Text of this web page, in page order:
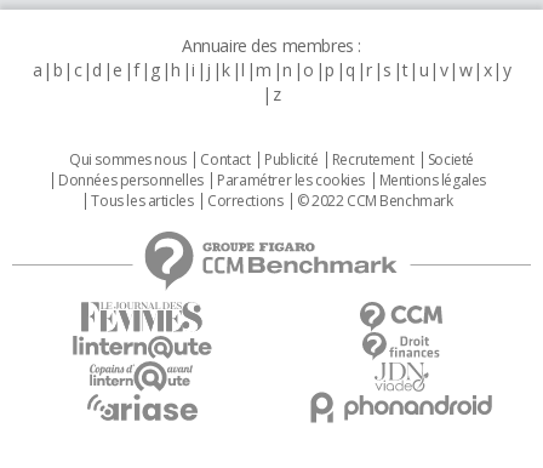
Annuaire des membres :
a b c d e f g h i j k l m n o p q r s t u v w x y
z
Qui sommes nous Contact Publicité Recrutement
Societé
Données personnelles
Paramétrer les cookies
Mentions légales
Tous les articles
Corrections © 2022 CCM Benchmark